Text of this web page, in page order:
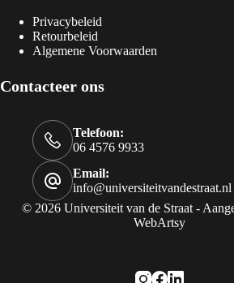
Privacybeleid
Retourbeleid
Algemene Voorwaarden
Contacteer ons
Telefoon:
06 4576 9933
Email:
info@universiteitvandestraat.nl
© 2026 Universiteit van de Straat -
WebArtsy